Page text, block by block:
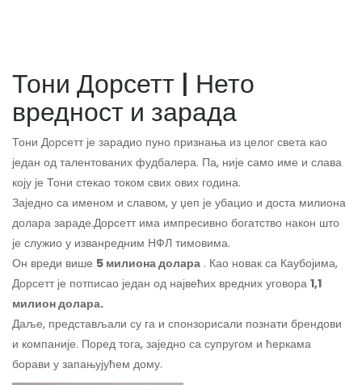
Тони Дорсетт | Нето
вредност и зарада
Тони Дорсетт је зарадио пуно признања из целог света као
један од талентованих фудбалера. Па, није само име и слава
коју је Тони стекао током свих ових година.
Заједно са именом и славом, у џеп је убацио и доста милиона
долара зараде.Дорсетт има импресивно богатство након што
је служио у изванредним НФЛ тимовима.
Он вреди више 5 милиона долара . Као новак са Каубојима,
Дорсетт је потписао један од највећих вредних уговора 1,1
милион долара.
Даље, представљали су га и спонзорисали познати брендови
и компаније. Поред тога, заједно са супругом и ћеркама
борави у запањујућем дому.